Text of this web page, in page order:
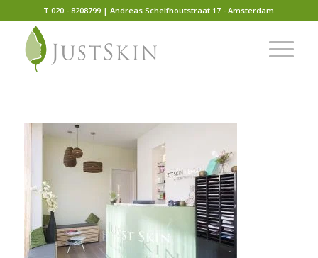
T 020 - 8208799 | Andreas Schelfhoutstraat 17 - Amsterdam